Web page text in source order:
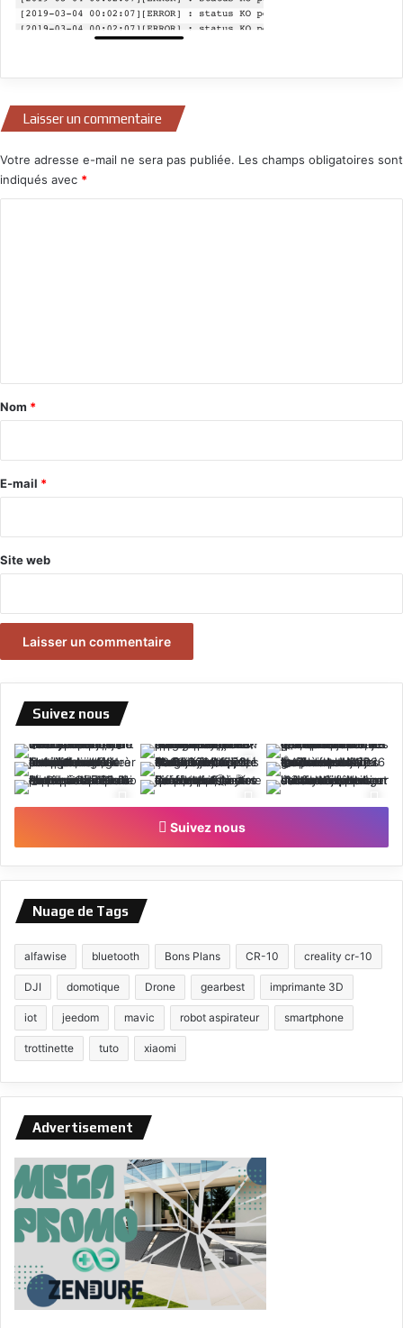
Laisser un commentaire
Votre adresse e-mail ne sera pas publiée. Les champs obligatoires sont
indiqués avec *
a
e
Nom *
E-mail *
Site web
Suivez nous
Suivez nous
Nuage de Tags
alfawise bluetooth Bons Plans CR-10 creality cr-10
DJI domotique Drone gearbest imprimante 3D
iot jeedom mavic robot aspirateur smartphone
trottinette tuto xiaomi
Advertisement